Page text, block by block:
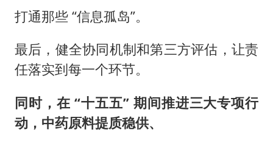
打通那些 “信息孤岛”。
最后，健全协同机制和第三方评估，让责
任落实到每一个环节。
同时，在 “十五五” 期间推进三大专项行
动，中药原料提质稳供、